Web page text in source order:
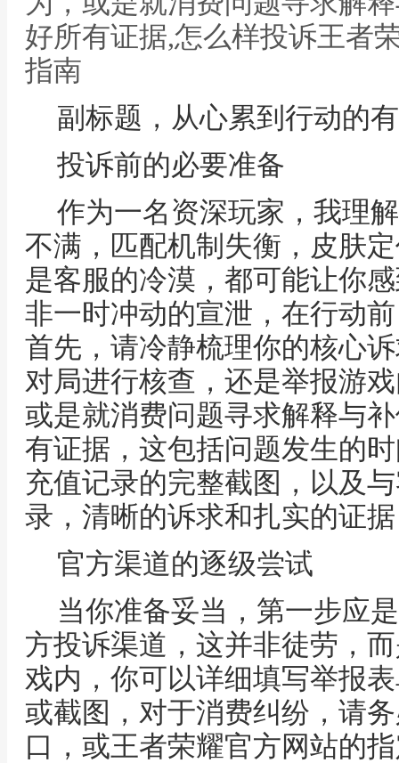
好所有证据,怎么样投诉王者
指南
副标题，从心累到行动的
投诉前的必要准备
作为一名资深玩家，我理
不满，匹配机制失衡，皮肤
是客服的冷漠，都可能让你
非一时冲动的宣泄，在行动
首先，请冷静梳理你的核心
对局进行核查，还是举报游
或是就消费问题寻求解释与
有证据，这包括问题发生的
充值记录的完整截图，以及
录，清晰的诉求和扎实的证
官方渠道的逐级尝试
当你准备妥当，第一步应
方投诉渠道，这并非徒劳，
戏内，你可以详细填写举报
或截图，对于消费纠纷，请
口，或王者荣耀官方网站的